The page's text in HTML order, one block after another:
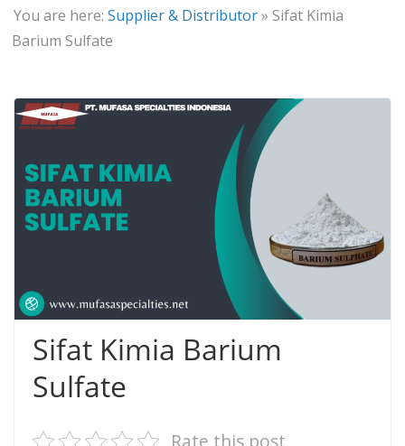
You are here: Supplier & Distributor» Sifat Kimia
Barium Sulfate
Sifat Kimia Barium
Sulfate
Rate this post